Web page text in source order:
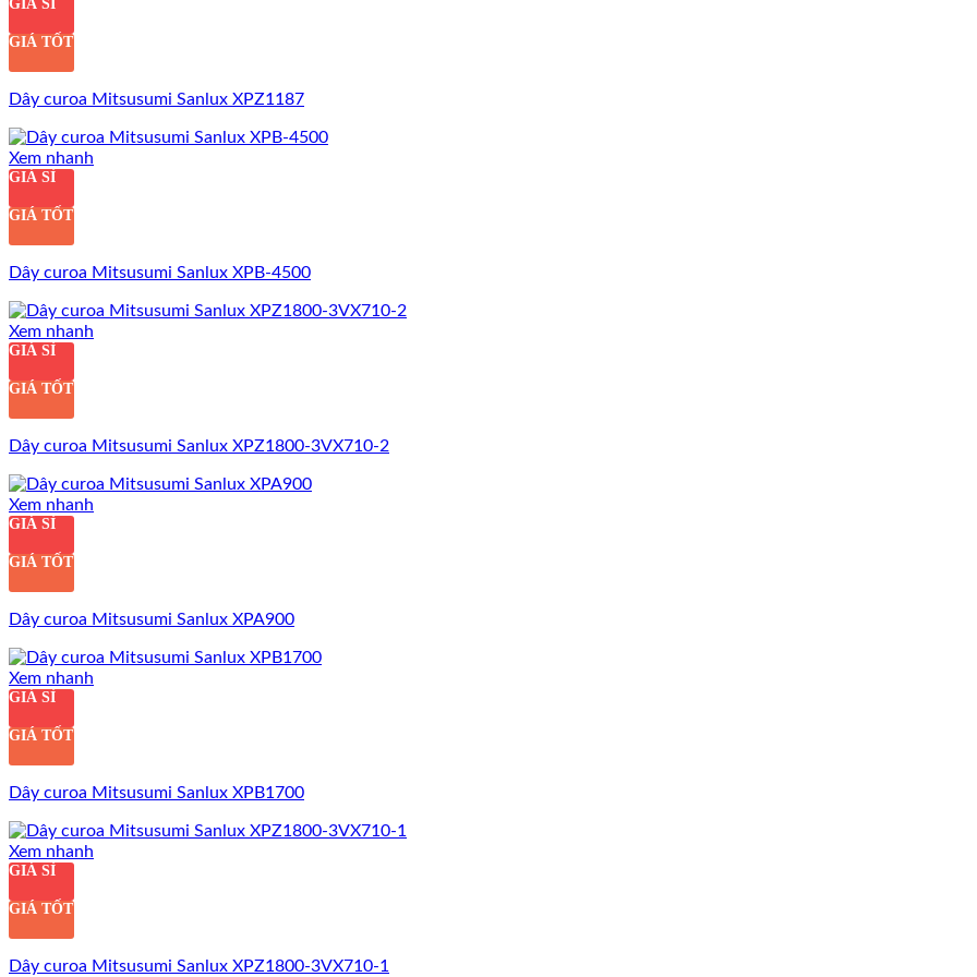
GIÁ SỈ
GIÁ TỐT
Dây curoa Mitsusumi Sanlux XPZ1187
Xem nhanh
GIÁ SỈ
GIÁ TỐT
Dây curoa Mitsusumi Sanlux XPB-4500
Xem nhanh
GIÁ SỈ
GIÁ TỐT
Dây curoa Mitsusumi Sanlux XPZ1800-3VX710-2
Xem nhanh
GIÁ SỈ
GIÁ TỐT
Dây curoa Mitsusumi Sanlux XPA900
Xem nhanh
GIÁ SỈ
GIÁ TỐT
Dây curoa Mitsusumi Sanlux XPB1700
Xem nhanh
GIÁ SỈ
GIÁ TỐT
Dây curoa Mitsusumi Sanlux XPZ1800-3VX710-1